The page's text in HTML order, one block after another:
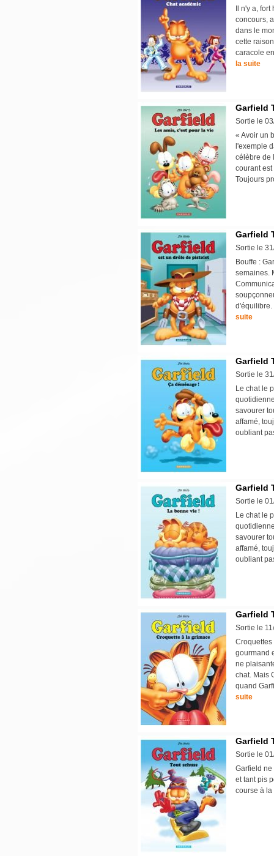
Il n'y a,
concours,
dans le
cette
caracole
la suite
Garfield
Sortie le
« Avoir un
l'exemple
célèbre de
courant
Toujours
Garfield
Sortie le
Bouffe :
semaines.
d'équilibre.
suite
Garfield
Sortie le
Le chat le
savourer
affamé,
oubliant
Garfield
Sortie le
Le chat le
savourer
affamé,
oubliant
Garfield
Sortie le
Croquettes
gourmand
ne
chat. Mais
quand
suite
Garfield
Sortie le
Garfield ne
et tant pis
course à